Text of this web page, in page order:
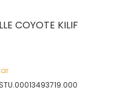
COYOTE KILIF